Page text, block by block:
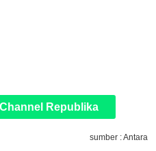
Republika
sumber : Antara